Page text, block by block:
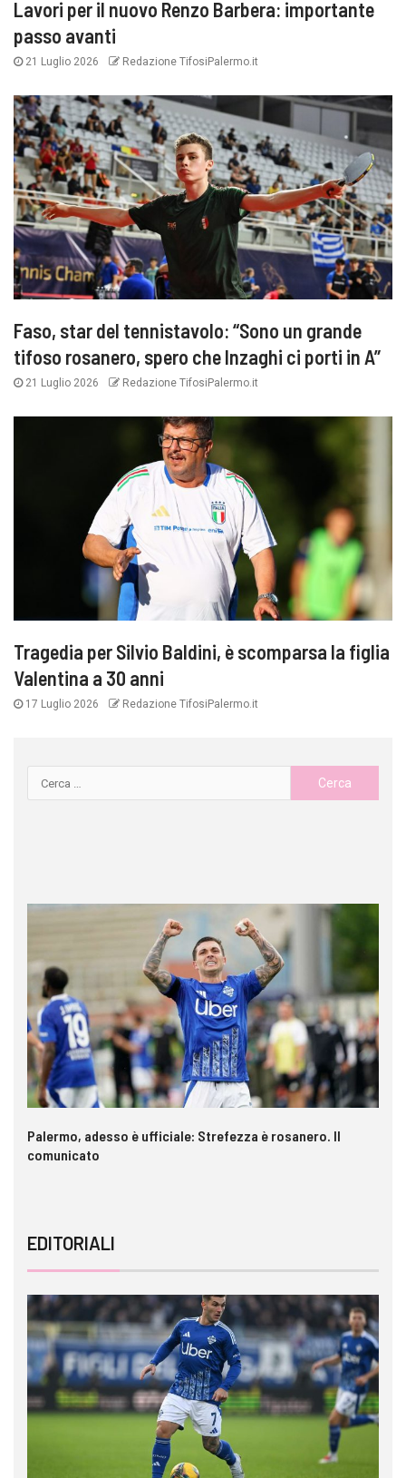
Lavori per il nuovo Renzo Barbera: importante
passo avanti
21 Luglio 2026 Redazione TifosiPalermo.it
Faso, star del tennistavolo: “Sono un grande
tifoso rosanero, spero che Inzaghi ci porti in A”
21 Luglio 2026 Redazione TifosiPalermo.it
Tragedia per Silvio Baldini, è scomparsa la figlia
Valentina a 30 anni
17 Luglio 2026 Redazione TifosiPalermo.it
Palermo, adesso è ufficiale: Strefezza è rosanero. Il
comunicato
EDITORIALI